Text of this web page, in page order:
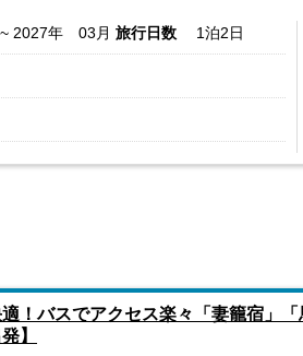
2027年 03月 旅行日数 1泊2日
適！バスでアクセス楽々「妻籠宿」
】